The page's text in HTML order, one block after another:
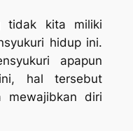
tidak kita miliki
hidup ini.
apapun
hal tersebut
mewajibkan diri